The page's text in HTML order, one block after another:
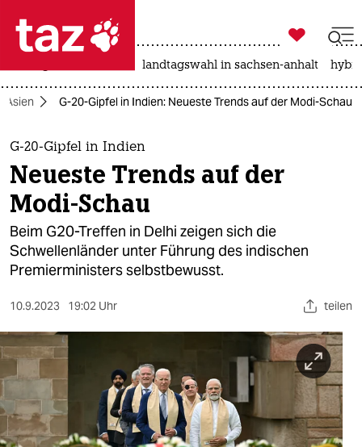
 taz zahl ich
taz zahl ich
themen
politik
öko
gesellschaft
sport
berlin
nord
wahrheit

taz zahl ich
landtagswahl in sachsen-anhalt
Asien G-20-Gipfel in Indien: Neueste Trends auf der Modi-Schau
G-20-Gipfel in Indien
Neueste Trends auf der
Modi-Schau
Beim G20-Treffen in Delhi zeigen sich die
Schwellenländer unter Führung des indischen
Premierministers selbstbewusst.
10.9.2023 19:02 Uhr teilen